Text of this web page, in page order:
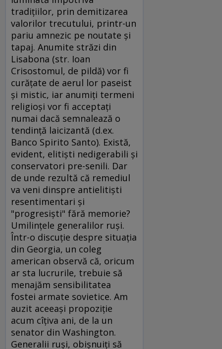
tradiţiilor, prin demitizarea
valorilor trecutului, printr-un
pariu amnezic pe noutate şi
tapaj. Anumite străzi din
Lisabona (str. Ioan
Crisostomul, de pildă) vor fi
curăţate de aerul lor paseist
şi mistic, iar anumiţi termeni
religioşi vor fi acceptaţi
numai dacă semnalează o
tendinţă laicizantă (d.ex.
Banco Spirito Santo). Există,
evident, elitişti nedigerabili şi
conservatori pre-senili. Dar
de unde rezultă că remediul
va veni dinspre antielitişti
resentimentari şi
"progresişti" fără memorie?
Umilinţele generalilor ruşi.
Într-o discuţie despre situaţia
din Georgia, un coleg
american observă că, oricum
ar sta lucrurile, trebuie să
menajăm sensibilitatea
fostei armate sovietice. Am
auzit aceeaşi propoziţie
acum cîţiva ani, de la un
senator din Washington.
Generalii ruşi, obişnuiţi să